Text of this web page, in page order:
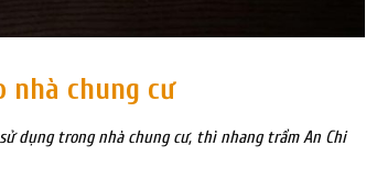
nhà chung cư
dụng trong nhà chung cư, thì nhang trầm An Chi